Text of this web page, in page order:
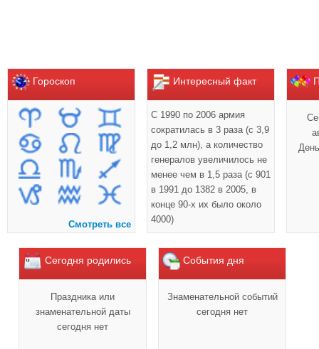
Гороскоп
Смотреть все
Интересный факт
С 1990 по 2006 армия
сократилась в 3 раза (с 3,9
до 1,2 млн), а количество
генералов увеличилось не
менее чем в 1,5 раза (с 901
в 1991 до 1382 в 2005, в
конце 90-х их было около
4000)
Сегодня родились
Праздника или
знаменательной даты
сегодня нет
События дня
Знаменательной событий
сегодня нет